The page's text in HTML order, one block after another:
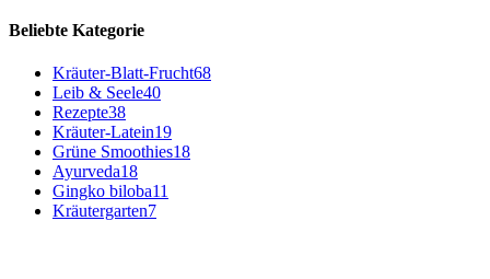
Beliebte Kategorie
Kräuter-Blatt-Frucht68
Leib & Seele40
Rezepte38
Kräuter-Latein19
Grüne Smoothies18
Ayurveda18
Gingko biloba11
Kräutergarten7